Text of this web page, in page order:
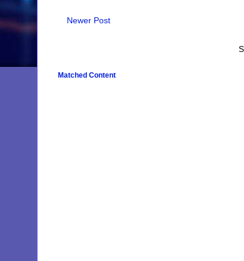
Newer Post
Matched Content